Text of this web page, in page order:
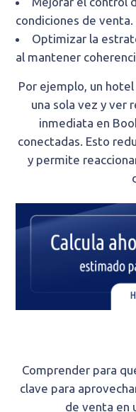
condiciones de venta.
Optimizar la
al mantener
Por ejemplo, un
una sola vez y ver
inmediata en
conectadas. Esto
y permite
Comprender para
clave para
de venta en